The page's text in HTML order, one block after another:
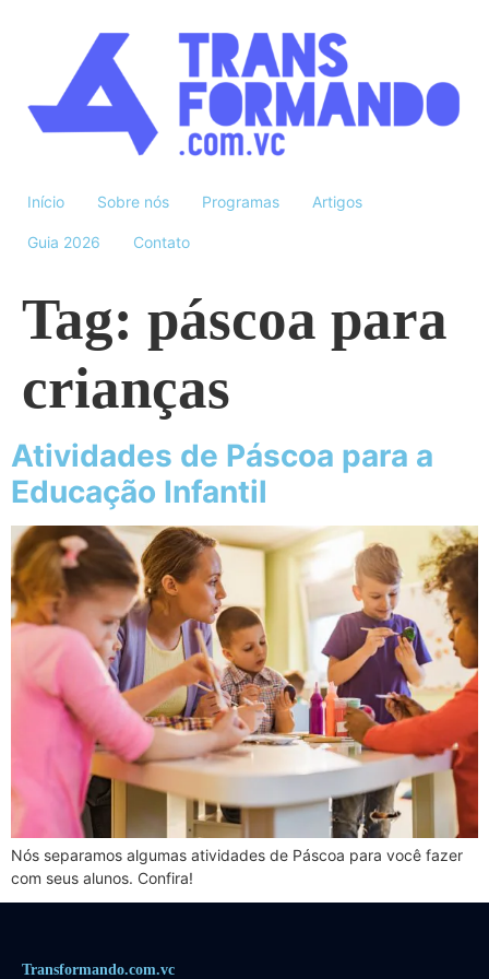
Início Sobre nós Programas Artigos
Guia 2026 Contato
Tag: páscoa para
crianças
Atividades de Páscoa para a
Educação Infantil
Nós separamos algumas atividades de Páscoa para você fazer
com seus alunos. Confira!
Transformando.com.vc